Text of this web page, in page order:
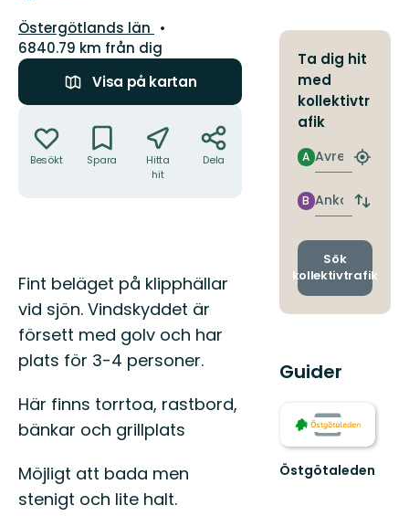
Län:
Östergötlands län
6840.79 km från dig
Visa på kartan
Besökt Spara
Hitta
hit
Dela
Beskrivning
Fint beläget på klipphällar
vid sjön. Vindskyddet är
försett med golv och har
plats för 3-4 personer.
Här finns torrtoa, rastbord,
bänkar och grillplats
Möjligt att bada men
stenigt och lite halt.
Ta dig hit
med
kollektivtr
afik
Avresa
A
Hitta
Ankomst
B
Byt
och
Sök
kollektivtrafik
Guider
Östgötaleden